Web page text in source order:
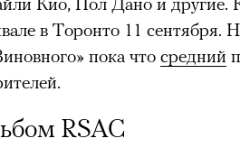
в Торонто 11 сентября.
пока что средний
RSAC
покорившим все 14
кислорода.